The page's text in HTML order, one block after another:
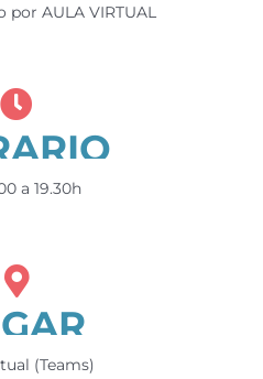
por AULA VIRTUAL
a 19.30h
(Teams)